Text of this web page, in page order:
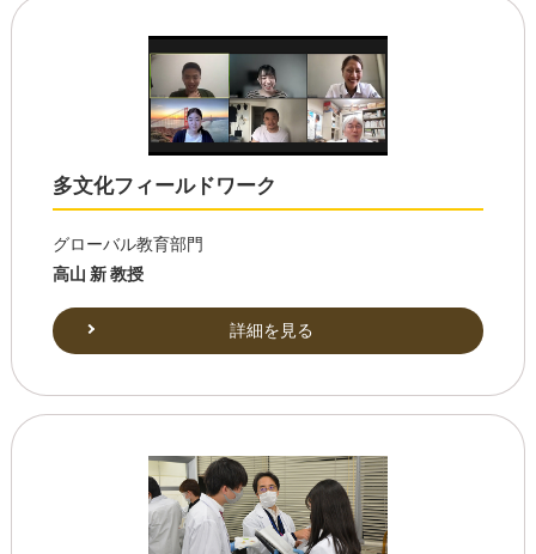
多文化フィールドワーク
グローバル教育部門
高山 新 教授
詳細を見る